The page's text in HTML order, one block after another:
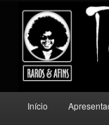
conteúdo
principal
conteúdo
secundário
Toque
Um lugar para quem
principal
Início